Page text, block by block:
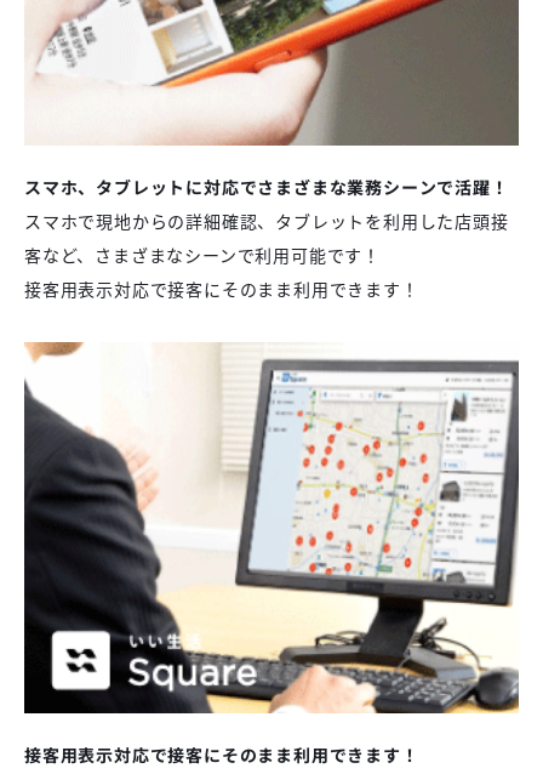
スマホ、タブレットに対応でさまざまな業務シーンで活躍！
スマホで現地からの詳細確認、タブレットを利用した店頭接
客など、さまざまなシーンで利用可能です！
接客用表示対応で接客にそのまま利用できます！
接客用表示対応で接客にそのまま利用できます！